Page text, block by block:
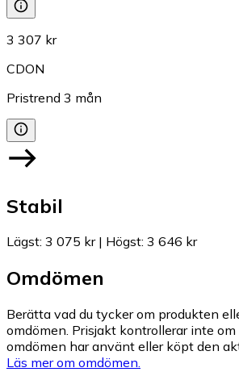
3 307 kr
CDON
Pristrend 3 mån
Stabil
Lägst: 3 075 kr| Högst: 3 646 kr
Omdömen
Berätta vad du tycker om produkten
omdömen. Prisjakt kontrollerar inte
omdömen har använt eller köpt den
Läs mer om omdömen.